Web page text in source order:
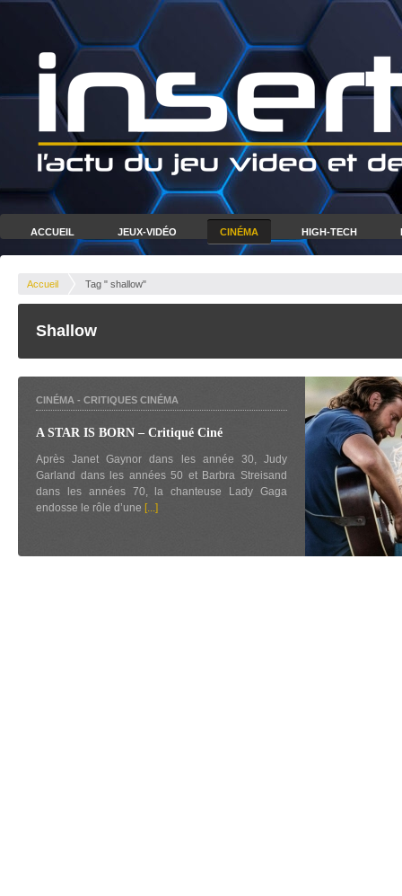
ACCUEIL JEUX-VIDÉO CINÉMA HIGH-TECH
Accueil Tag " shallow"
Shallow
CINÉMA - CRITIQUES CINÉMA
A STAR IS BORN – Critiqué Ciné
Après Janet Gaynor dans les année 30, Judy
Garland dans les années 50 et Barbra Streisand
dans les années 70, la chanteuse Lady Gaga
endosse le rôle d’une [...]